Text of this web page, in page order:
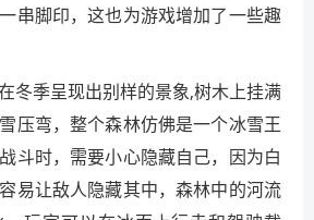
串脚印，这也为游戏增加了一些趣
冬季呈现出别样的景象,树木上挂满
压弯，整个森林仿佛是一个冰雪王
斗时，需要小心隐藏自己，因为白
易让敌人隐藏其中，森林中的河流